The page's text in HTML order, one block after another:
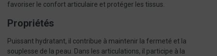
favoriser le confort articulaire et protéger les tissus.
Propriétés
Puissant hydratant, il contribue à maintenir la fermeté et la
souplesse de la peau. Dans les articulations, il participe à la